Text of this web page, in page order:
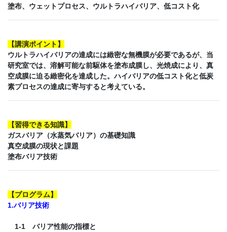
塗布、ウェットプロセス、ウルトラハイバリア、低コスト化
【講演ポイント】
ウルトラハイバリアの達成には緻密な無機膜が必要であるが、当
研究室では、溶解可能な前駆体を塗布成膜し、光焼成により、真
空成膜に迫る緻密化を達成した。ハイバリアの低コスト化と低炭
素プロセスの達成に寄与すると考えている。
【習得できる知識】
ガスバリア（水蒸気バリア）の基礎知識
真空成膜の現状と課題
塗布バリア技術
【プログラム】
1.バリア技術
1-1 バリア性能の指標と